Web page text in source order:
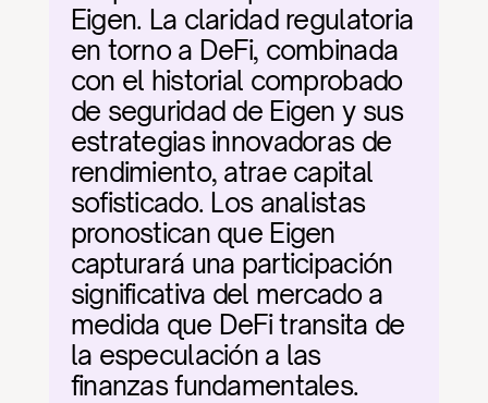
Eigen. La claridad regulatoria
en torno a DeFi, combinada
con el historial comprobado
de seguridad de Eigen y sus
estrategias innovadoras de
rendimiento, atrae capital
sofisticado. Los analistas
pronostican que Eigen
capturará una participación
significativa del mercado a
medida que DeFi transita de
la especulación a las
finanzas fundamentales.